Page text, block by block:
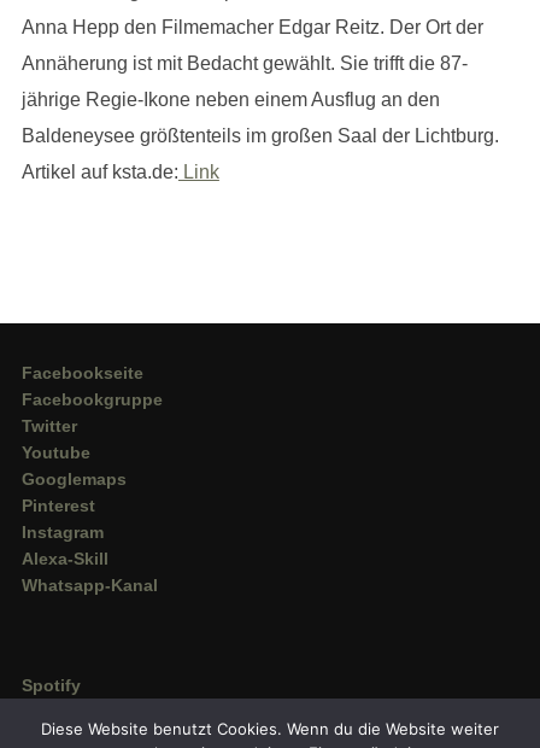
Anna Hepp den Filmemacher Edgar Reitz. Der Ort der
Annäherung ist mit Bedacht gewählt. Sie trifft die 87-
jährige Regie-Ikone neben einem Ausflug an den
Baldeneysee größtenteils im großen Saal der Lichtburg.
Artikel auf ksta.de: Link
Facebookseite
Facebookgruppe
Twitter
Youtube
Googlemaps
Pinterest
Instagram
Alexa-Skill
Whatsapp-Kanal
Spotify
Amazon Music
Diese Website benutzt Cookies. Wenn du die Website weiter